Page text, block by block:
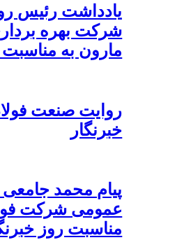
یادداشت رئیس
شرکت بهره
مارون به مناسبت
روایت صنعت
خبرنگار
پیام محمد
عمومی شرکت
مناسبت روز